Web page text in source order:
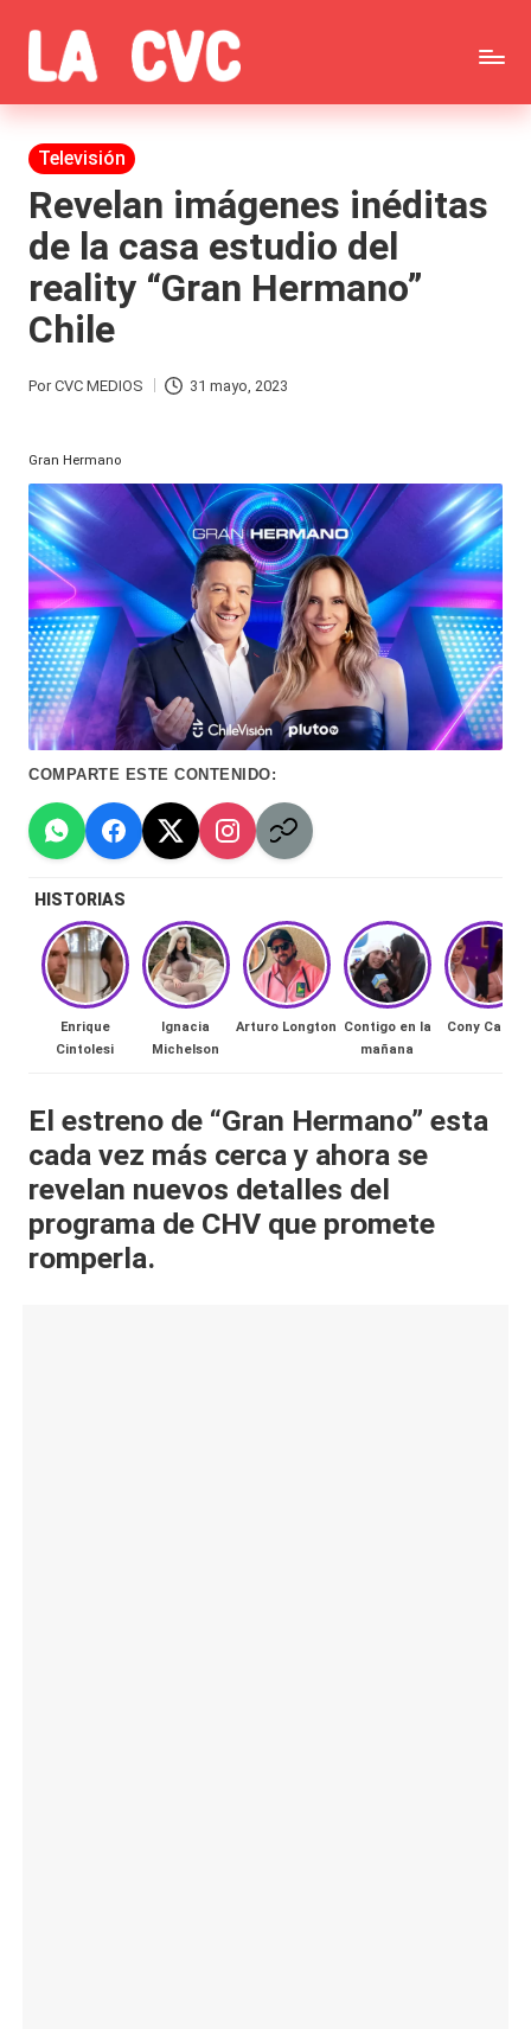
Saltar
al
contenido
C
o
p
u
c
h
a
s
F
ar
á
n
d
ul
a
C
hi
le
n
a
🔥
al
it
y
s,
T
Todas
las
noticias
de
la
farándula,
Brava,
Gran
Hermano
-
Tendencias
-
Exclusivas
-
Tv
y
redes
lacvc.com
Publicada
en
Televisión
Revelan imágenes inéditas
de la casa estudio del
reality “Gran Hermano”
Chile
Publicado
PorCVC MEDIOS 31 mayo, 2023
Gran Hermano
COMPARTE ESTE CONTENIDO:
HISTORIAS
Enrique
Cintolesi
Ignacia
Michelson
Arturo Longton
Contigo en la
mañana
Cony Capelli
El estreno de “Gran Hermano” esta
cada vez más cerca y ahora se
revelan nuevos detalles del
programa de CHV que promete
romperla.